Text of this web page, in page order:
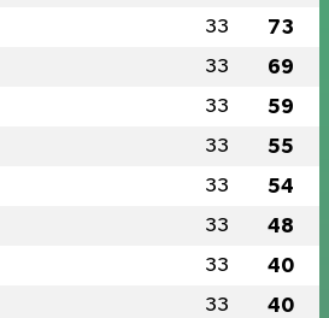
33 73
33 69
33 59
33 55
33 54
33 48
33 40
33 40